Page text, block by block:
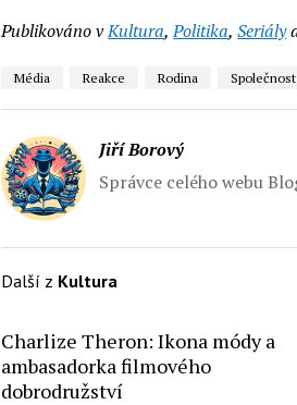
Publikováno vKultura,Politika,Seriály
Média Reakce Rodina Společnost
Jiří Borový
Správce celého webu
Další z Kultura
Charlize Theron: Ikona módy a
ambasadorka filmového
dobrodružství